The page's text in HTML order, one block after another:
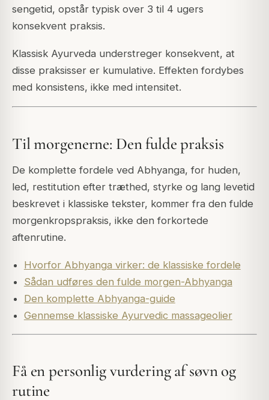
sengetid, opstår typisk over 3 til 4 ugers
konsekvent praksis.
Klassisk Ayurveda understreger konsekvent, at
disse praksisser er kumulative. Effekten fordybes
med konsistens, ikke med intensitet.
Til morgenerne: Den fulde praksis
De komplette fordele ved Abhyanga, for huden,
led, restitution efter træthed, styrke og lang levetid
beskrevet i klassiske tekster, kommer fra den fulde
morgenkropspraksis, ikke den forkortede
aftenrutine.
Hvorfor Abhyanga virker: de klassiske fordele
Sådan udføres den fulde morgen-Abhyanga
Den komplette Abhyanga-guide
Gennemse klassiske Ayurvedic massageolier
Få en personlig vurdering af søvn og
rutine